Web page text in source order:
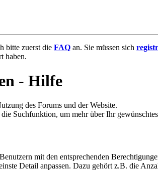
bitte zuerst die FAQ an. Sie müssen sich
haben.
- Hilfe
des Forums und der Website.
Suchfunktion, um mehr über Ihr
mit den entsprechenden
Detail anpassen. Dazu gehört z.B. die